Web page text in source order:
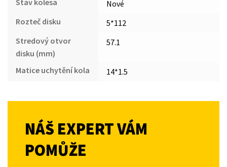
Nové
Rozteč disku
5*112
Stredový otvor
disku (mm)
57.1
Matice uchytění kola 14*1.5
NÁŠ EXPERT VÁM
POMŮŽE